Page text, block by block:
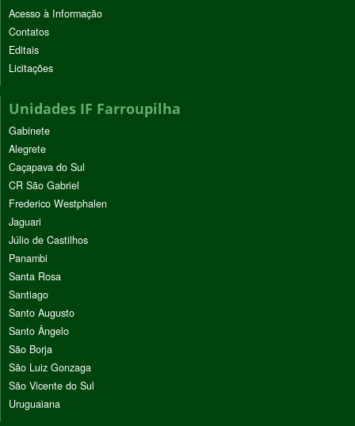
Acesso à Informação
Contatos
Editais
Licitações
Unidades IF Farroupilha
Gabinete
Alegrete
Caçapava do Sul
CR São Gabriel
Frederico Westphalen
Jaguari
Júlio de Castilhos
Panambi
Santa Rosa
Santiago
Santo Augusto
Santo Ângelo
São Borja
São Luiz Gonzaga
São Vicente do Sul
Uruguaiana